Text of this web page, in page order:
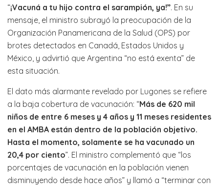
“¡Vacuná a tu hijo contra el sarampión, ya!”. En su
mensaje, el ministro subrayó la preocupación de la
Organización Panamericana de la Salud (OPS) por
brotes detectados en Canadá, Estados Unidos y
México, y advirtió que Argentina “no está exenta” de
esta situación.
El dato más alarmante revelado por Lugones se refiere
a la baja cobertura de vacunación: “Más de 620 mil
niños de entre 6 meses y 4 años y 11 meses residentes
en el AMBA están dentro de la población objetivo.
Hasta el momento, solamente se ha vacunado un
20,4 por ciento”. El ministro complementó que “los
porcentajes de vacunación en la población vienen
disminuyendo desde hace años” y llamó a “terminar con